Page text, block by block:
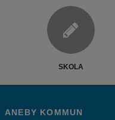
SKOLA
ANEBY KOMMUN